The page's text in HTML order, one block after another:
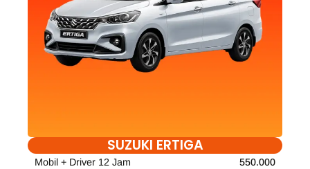
SUZUKI ERTIGA
Mobil + Driver 12 Jam 550.000